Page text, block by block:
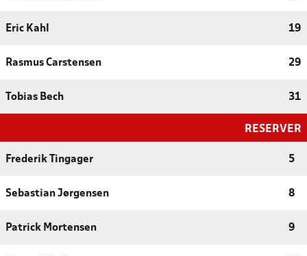
Eric Kahl 19
Rasmus Carstensen 29
Tobias Bech 31
RESERVER
Frederik Tingager 5
Sebastian Jørgensen 8
Patrick Mortensen 9